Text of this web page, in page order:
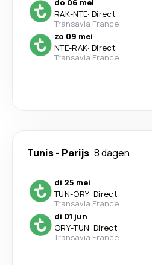
do 06 mei
RAK-NTE· Direct
Transavia France
zo 09 mei
NTE-RAK· Direct
Transavia France
Tunis- Parijs 8 dagen
di 25 mei
TUN-ORY· Direct
Transavia France
di 01 jun
ORY-TUN· Direct
Transavia France